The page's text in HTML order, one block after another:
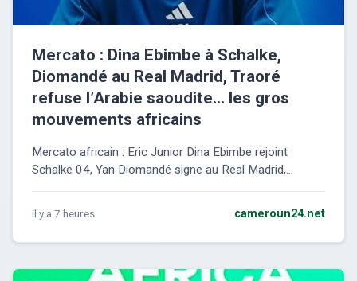
Mercato : Dina Ebimbe à Schalke,
Diomandé au Real Madrid, Traoré
refuse l’Arabie saoudite… les gros
mouvements africains
Mercato africain : Eric Junior Dina Ebimbe rejoint
Schalke 04, Yan Diomandé signe au Real Madrid,...
il y a 7 heures cameroun24.net